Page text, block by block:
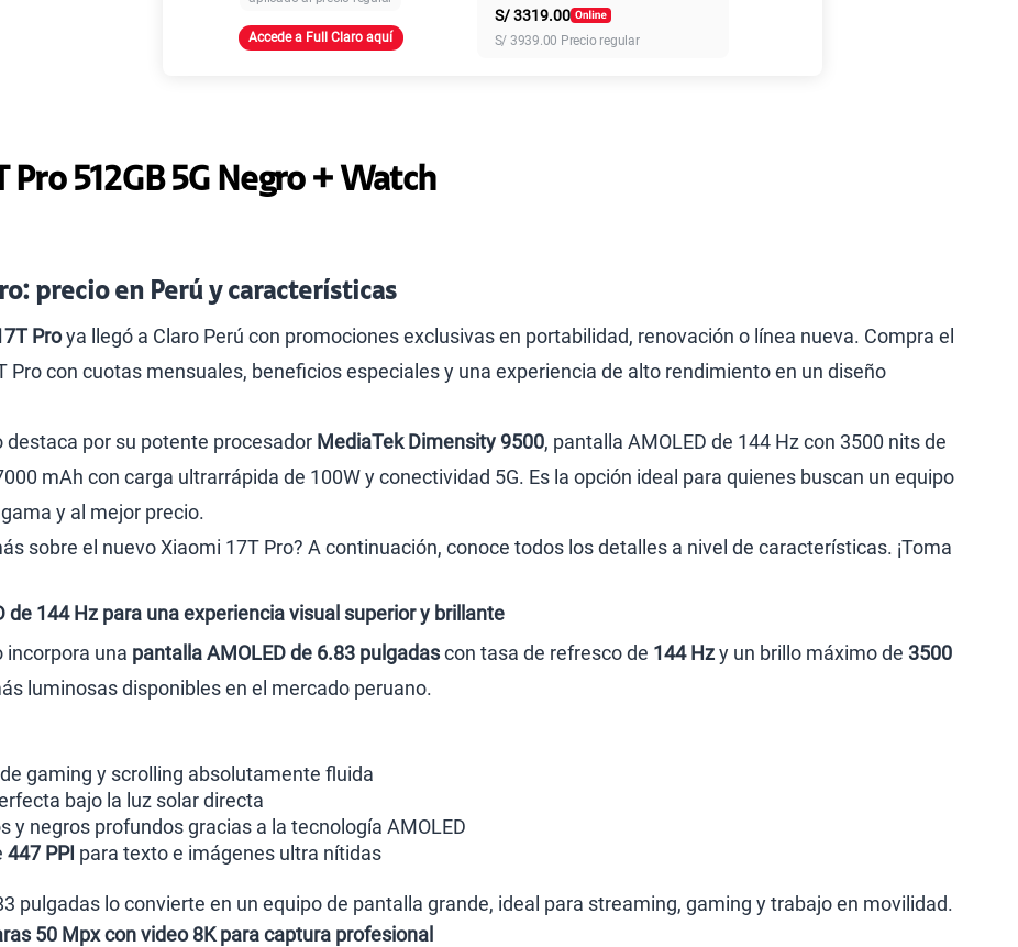
155 GB
Paga solo S/159.90
Paga solo
200GBen alta velocidad
Accede a Full Claro aquí
S/3319.00
S/ 3939.00 Precio regular
Pro 512GB 5G Negro + Watch
precio en Perú y características
Proya llegó a Claro Perú con promociones exclusivas en portabilidad, renovación o línea nueva. Compra el
Pro con cuotas mensuales, beneficios especiales y una experiencia de alto rendimiento en un diseño
destaca por su potente procesador MediaTek Dimensity 9500, pantalla AMOLED de 144 Hz con 3500 nits de
mAh con carga ultrarrápida de 100W y conectividad 5G. Es la opción ideal para quienes buscan un equipo
y al mejor precio.
sobre el nuevo Xiaomi 17T Pro? A continuación, conoce todos los detalles a nivel de características. ¡Toma
de 144 Hz para una experiencia visual superior y brillante
incorpora una pantalla AMOLED de 6.83 pulgadascon tasa de refresco de 144 Hzy un brillo máximo de 3500
luminosas disponibles en el mercado peruano.
gaming y scrolling absolutamente fluida
bajo la luz solar directa
y negros profundos gracias a la tecnología AMOLED
447 PPI para texto e imágenes ultra nítidas
pulgadas lo convierte en un equipo de pantalla grande, ideal para streaming, gaming y trabajo en movilidad.
50 Mpx con video 8K para captura profesional